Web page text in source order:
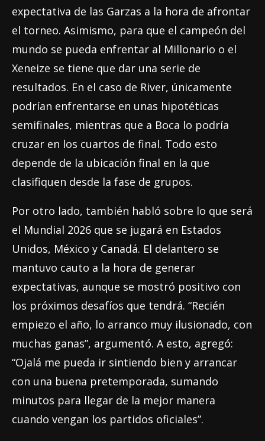
expectativa de las Garzas a la hora de afrontar
el torneo. Asimismo, para que el campeón del
mundo se pueda enfrentar al Millonario o el
Xeneize se tiene que dar una serie de
resultados. En el caso de River, únicamente
podrían enfrentarse en unas hipotéticas
semifinales, mientras que a Boca lo podría
cruzar en los cuartos de final. Todo esto
depende de la ubicación final en la que
clasifiquen desde la fase de grupos.
Por otro lado, también habló sobre lo que será
el Mundial 2026 que se jugará en Estados
Unidos, México y Canadá. El delantero se
mantuvo cauto a la hora de generar
expectativas, aunque se mostró positivo con
los próximos desafíos que tendrá. “Recién
empiezo el año, lo arranco muy ilusionado, con
muchas ganas”, argumentó. A esto, agregó:
“Ojalá me pueda ir sintiendo bien y arrancar
con una buena pretemporada, sumando
minutos para llegar de la mejor manera
cuando vengan los partidos oficiales”.